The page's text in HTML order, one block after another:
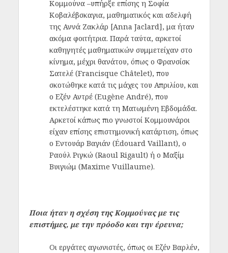
Κομμούνα –υπήρξε επίσης η Σοφία
Κοβαλέβσκαγια, μαθηματικός και αδελφή
της Αννά Ζακλάρ [Anna Jaclard], μα ήταν
ακόμα φοιτήτρια. Παρά ταύτα, αρκετοί
καθηγητές μαθηματικών συμμετείχαν στο
κίνημα, μέχρι θανάτου, όπως ο Φρανσίσκ
Σατελέ (Francisque Châtelet), που
σκοτώθηκε κατά τις μάχες του Απριλίου, και
ο Εζέν Αντρέ (Eugène André), που
εκτελέστηκε κατά τη Ματωμένη Εβδομάδα.
Αρκετοί κάπως πιο γνωστοί Κομμουνάροι
είχαν επίσης επιστημονική κατάρτιση, όπως
ο Εντουάρ Βαγιάν (Édouard Vaillant), ο
Ραούλ Ριγκώ (Raoul Rigault) ή ο Μαξίμ
Βυιγιώμ (Maxime Vuillaume).
Ποια ήταν η σχέση της Κομμούνας με τις
επιστήμες, με την πρόοδο και την έρευνα;
Οι εργάτες αγωνιστές, όπως οι Εζέν Βαρλέν,